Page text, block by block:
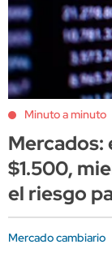
Minuto a minuto
Mercados:
$1.500,
el riesgo
Mercado cambiario